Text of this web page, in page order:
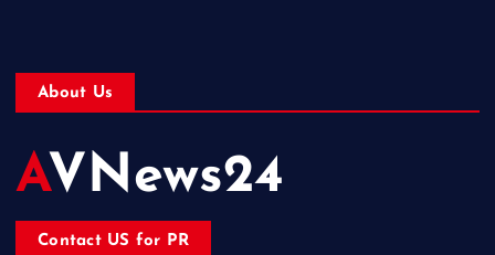
About Us
AVNews24
Contact US for PR